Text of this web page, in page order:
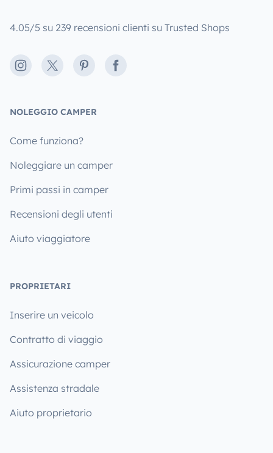
4.05/5 su 239 recensioni clienti su Trusted Shops
Instagram
X PinterestFacebook
NOLEGGIO CAMPER
Come funziona?
Noleggiare un camper
Primi passi in camper
Recensioni degli utenti
Aiuto viaggiatore
PROPRIETARI
Inserire un veicolo
Contratto di viaggio
Assicurazione camper
Assistenza stradale
Aiuto proprietario